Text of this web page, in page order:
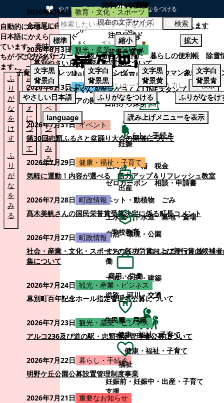
やさしい日本語 ひらがなをつける
本文へスキップする
自動的にやさしい
日本語にかえられ
ています。意味が
ちがうことがあり
ます。
ふ
り
が
な
を
け
す
ふ
り
が
な
を
み
る
言
い
替
え
に
つ
い
て
も
と
の
ペ
ー
ジ
を
み
る
検索
くらし・手続き
くらし・手続き
住民票・戸籍
税金
ゼロカーボン
相談・申請書
ペット・動植物
ごみ
上水道・下水道
墓地・斎場
自然・環境・公園
まちづくり・コミュニティ・協
働
土地・住宅・建築
道路・河川・交通
健康・福祉・子育て
健康・福祉・子育て
妊娠前・妊娠中・出産・子育て
支援
2026年8月4日 教育・文化・スポーツ
企画展に向けて：安東ウメ子さんとの思い出を募集します
2026年8月3日 観光・産業・ビジネス
「幕別やさい月イチ菜」の実施について
2026年8月3日 防災・消防
幕別町防災フェアの開催について
2026年7月31日 イベント
第30回忠類ふるさと盆踊り大会の開催について
2026年7月29日 健康・福祉・子育て
気軽に運動！内容が選べる 筋力アップ＆リフレッシュ教室
2026年7月28日 町政情報
髙木美帆さんの国民栄誉賞受賞決定に係る町長コメント
2026年7月27日 町政情報
社会・産業・文化・スポーツの各功労賞および善行賞の候補
集について
2026年7月24日 観光・産業・ビジネス
幕別町百年記念ホール指定管理者公募について
2026年7月23日 観光・産業・ビジネス
アルコ236及び道の駅・忠類指定管理者公募について
2026年7月22日 暮らし・手続き
明野ケ丘公園公募設置管理制度事業
2026年7月21日 重要なお知らせ
サイト内検索
検索
注目ワード
マイナンバーカード（個人番号カード） 暮らしの便利帳
除雪
子育てパンフレット
ごみカレンダー
忠類ナウマン象LINEスタ
パオくん＆クマゲラくんLINEスタンプ
目的から探す
妊娠
出産
学校教育
雇用・労働
住民票・戸籍
福祉
文字サイズ変更
現在の文字サイズ
標準
縮小
拡大
背景色変更
文字黒
背景白
文字白
背景黒
文字黒
背景黄
文字白
背景青
やさしい日本語
ふりがなをつける ふりがなをけ
language 読み上げメニューを表示